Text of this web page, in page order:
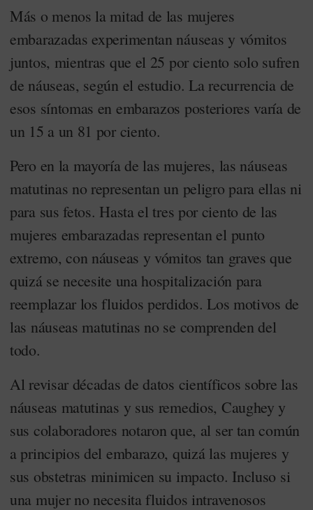
Más o menos la mitad de las mujeres
embarazadas experimentan náuseas y vómitos
juntos, mientras que el 25 por ciento solo sufren
de náuseas, según el estudio. La recurrencia de
esos síntomas en embarazos posteriores varía de
un 15 a un 81 por ciento.
Pero en la mayoría de las mujeres, las náuseas
matutinas no representan un peligro para ellas ni
para sus fetos. Hasta el tres por ciento de las
mujeres embarazadas representan el punto
extremo, con náuseas y vómitos tan graves que
quizá se necesite una hospitalización para
reemplazar los fluidos perdidos. Los motivos de
las náuseas matutinas no se comprenden del
todo.
Al revisar décadas de datos científicos sobre las
náuseas matutinas y sus remedios, Caughey y
sus colaboradores notaron que, al ser tan común
a principios del embarazo, quizá las mujeres y
sus obstetras minimicen su impacto. Incluso si
una mujer no necesita fluidos intravenosos